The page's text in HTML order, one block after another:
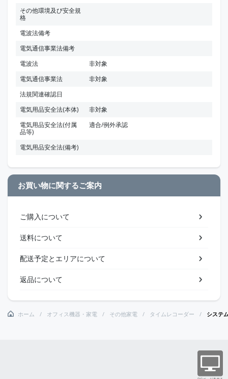
その他環境及び安全規
格
電波法備考
電気通信事業法備考
電波法
非対象
電気通信事業法
非対象
法規関連確認日
電気用品安全法(本体)
非対象
電気用品安全法(付属
品等)
適合/例外承認
電気用品安全法(備考)
お買い物に関するご案内
ご購入について
送料について
配送予定とエリアについて
返品について
ホーム オフィス機器・家電 その他家電 タイムレコーダー システ